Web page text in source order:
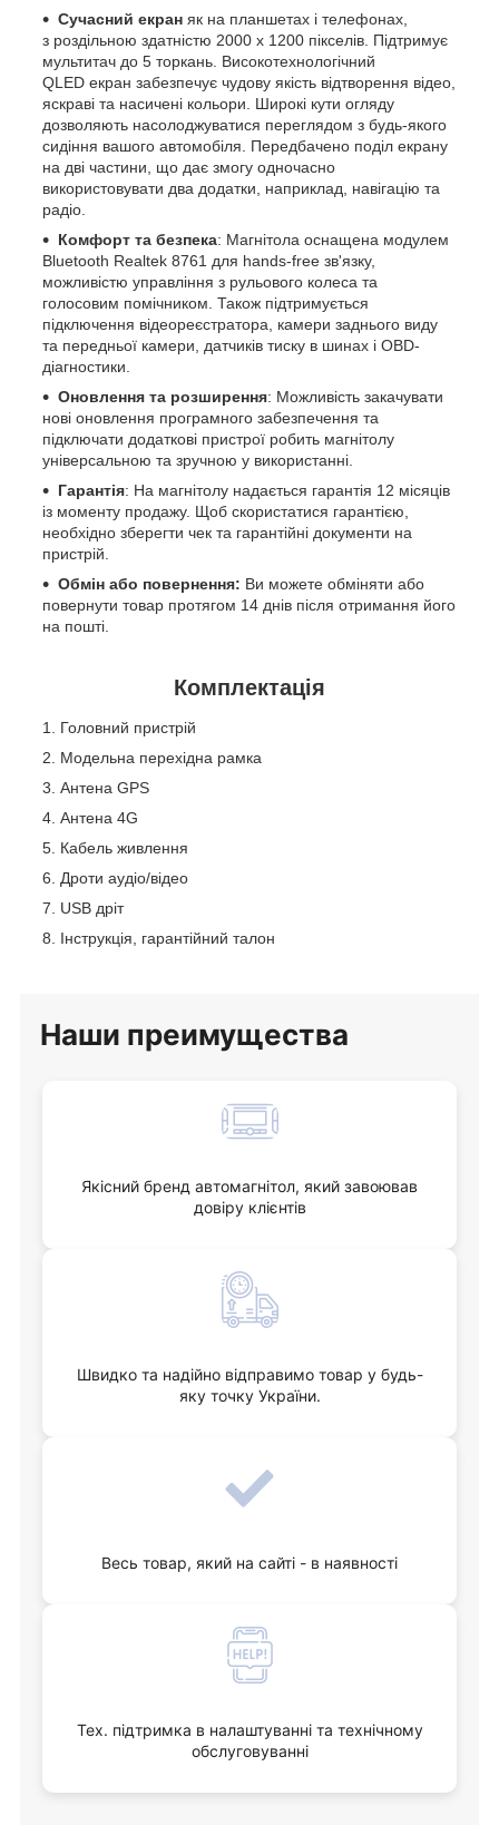
Сучасний екран як на планшетах і телефонах,
з роздільною здатністю 2000 х 1200 пікселів. Підтримує
мультитач до 5 торкань. Високотехнологічний
QLED екран забезпечує чудову якість відтворення відео,
яскраві та насичені кольори. Широкі кути огляду
дозволяють насолоджуватися переглядом з будь-якого
сидіння вашого автомобіля. Передбачено поділ екрану
на дві частини, що дає змогу одночасно
використовувати два додатки, наприклад, навігацію та
радіо.
Комфорт та безпека: Магнітола оснащена модулем
Bluetooth Realtek 8761 для hands-free зв'язку,
можливістю управління з рульового колеса та
голосовим помічником. Також підтримується
підключення відеореєстратора, камери заднього виду
та передньої камери, датчиків тиску в шинах і OBD-
діагностики.
Оновлення та розширення: Можливість закачувати
нові оновлення програмного забезпечення та
підключати додаткові пристрої робить магнітолу
універсальною та зручною у використанні.
Гарантія: На магнітолу надається гарантія 12 місяців
із моменту продажу. Щоб скористатися гарантією,
необхідно зберегти чек та гарантійні документи на
пристрій.
Обмін або повернення: Ви можете обміняти або
повернути товар протягом 14 днів після отримання його
на пошті.
Комплектація
Головний пристрій
Модельна перехідна рамка
Антена GPS
Антена 4G
Кабель живлення
Дроти аудіо/відео
USB дріт
Інструкція, гарантійний талон
Наши преимущества
Якісний бренд автомагнітол, який завоював
довіру клієнтів
Швидко та надійно відправимо товар у будь-
яку точку України.
Весь товар, який на сайті - в наявності
Тех. підтримка в налаштуванні та технічному
обслуговуванні